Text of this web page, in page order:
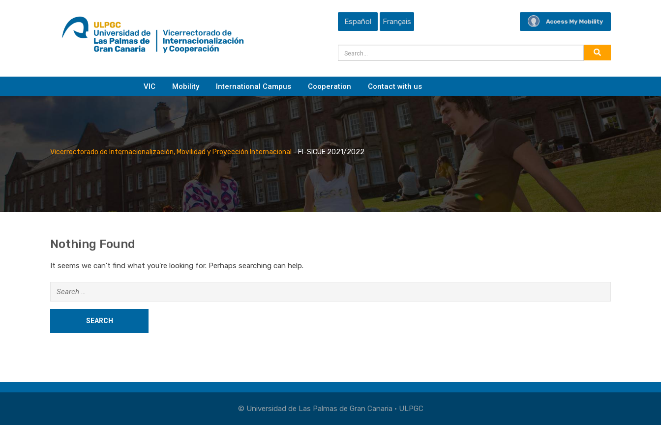
Español Français Access My Mobility
VIC Mobility International Campus Cooperation Contact with us
Vicerrectorado de Internacionalización, Movilidad y Proyección Internacional -FI-SICUE 2021/2022
Nothing Found
It seems we can't find what you're looking for. Perhaps searching can help.
Search
for:
© Universidad de Las Palmas de Gran Canaria · ULPGC